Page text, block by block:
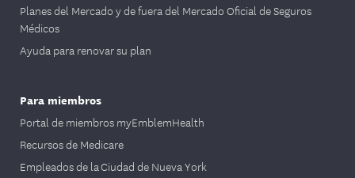
Planes del Mercado y de fuera del Mercado Oficial de Seguros
Médicos
Ayuda para renovar su plan
Para miembros
Portal de miembros myEmblemHealth
Recursos de Medicare
Empleados de la Ciudad de Nueva York